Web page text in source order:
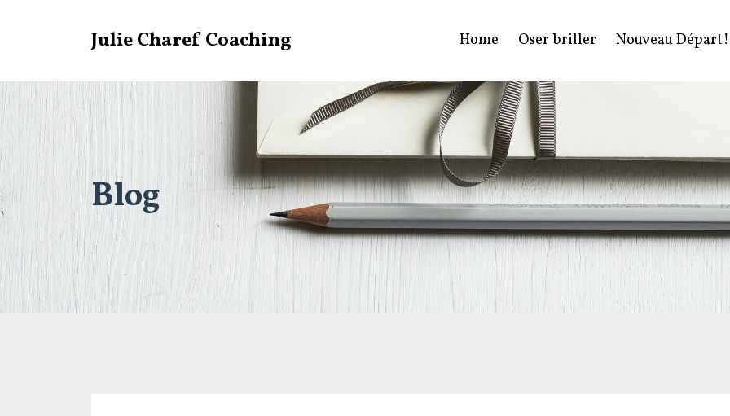
Julie Charef Coaching Home Oser briller Nouveau Départ!
Blog